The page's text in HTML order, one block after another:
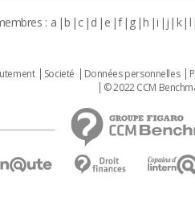
: a b c d e f g h i j k l
Societé Données personnelles
© 2022 CCM